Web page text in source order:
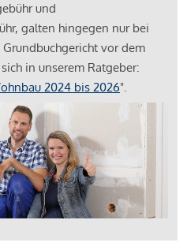
und
galten hingegen nur bei
vor dem
in unserem Ratgeber:
2024 bis 2026".